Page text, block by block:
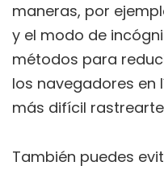
maneras, por
y el modo de
métodos para
los navegadores en
más difícil
También puedes